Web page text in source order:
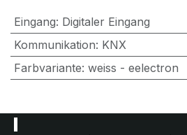
Eingang: Digitaler Eingang
Kommunikation: KNX
Farbvariante: weiss - eelectron